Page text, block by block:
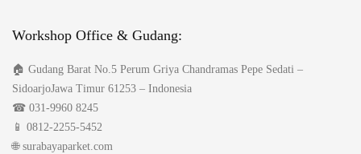
Workshop Office & Gudang:
🏠 Gudang Barat No.5 Perum Griya Chandramas Pepe Sedati –
SidoarjoJawa Timur 61253 – Indonesia
☎ 031-9960 8245
📱 0812-2255-5452
🌐 surabayaparket.com